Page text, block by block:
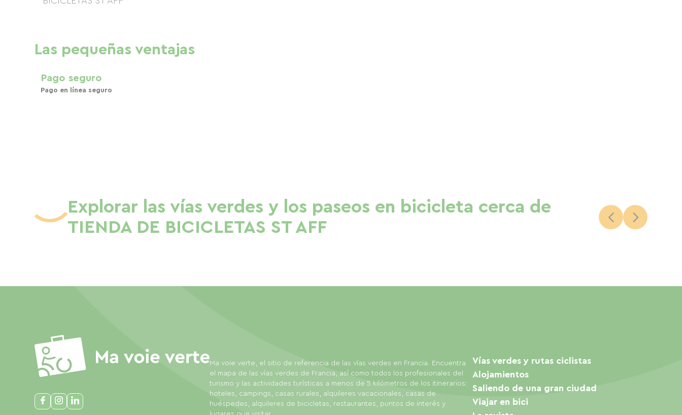
Las pequeñas ventajas
Pago seguro
Pago en línea seguro
Explorar las vías verdes y los paseos en bicicleta cerca de
TIENDA DE BICICLETAS ST AFF
Ma voie verte, el sitio de referencia de las vías verdes en Francia. Encuentra
el mapa de las vías verdes de Francia, así como todos los profesionales del
turismo y las actividades turísticas a menos de 5 kilómetros de los itinerarios:
hoteles, campings, casas rurales, alquileres vacacionales, casas de
huéspedes, alquileres de bicicletas, restaurantes, puntos de interés y
Vías verdes y rutas ciclistas
Alojamientos
Saliendo de una gran ciudad
Viajar en bici